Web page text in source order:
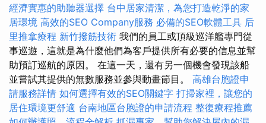
經濟實惠的助聽器選擇 台中居家清潔，為您打造乾淨的家
居環境 高效的SEO Company服務 必備的SEO軟體工具 后
里推拿療程 新竹撥筋技術 我們的員工或頂級巡洋艦專門從
事巡遊，這就是為什麼他們為客戶提供所有必要的信息並幫
助預訂巡航的原因。 在這一天，還有另一個機會發現該船
並嘗試其提供的無數服務並參與動畫節目。 高雄台胞證申
請服務詳情 如何選擇有效的SEO關鍵字 打掃家裡，讓您的
居住環境更舒適 台南地區台胞證的申請流程 整復療程推薦